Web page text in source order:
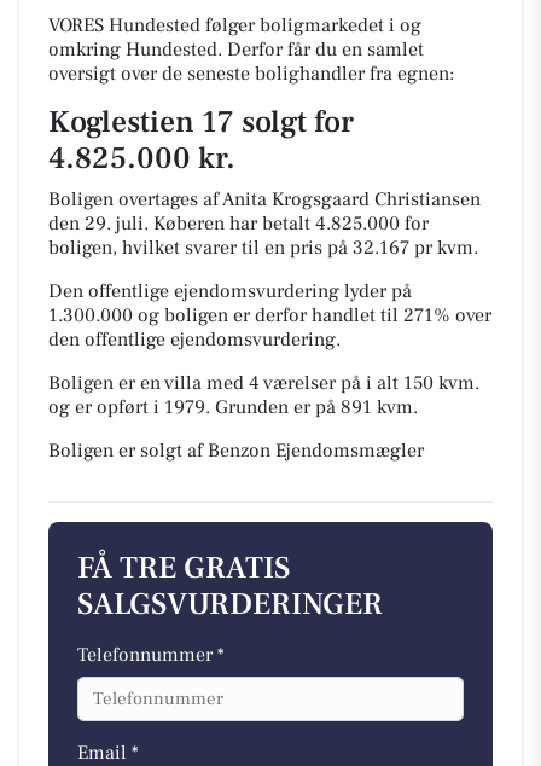
VORES Hundested følger boligmarkedet i og
omkring Hundested. Derfor får du en samlet
oversigt over de seneste bolighandler fra egnen:
Koglestien 17 solgt for
4.825.000 kr.
Boligen overtages af Anita Krogsgaard Christiansen
den 29. juli. Køberen har betalt 4.825.000 for
boligen, hvilket svarer til en pris på 32.167 pr kvm.
Den offentlige ejendomsvurdering lyder på
1.300.000 og boligen er derfor handlet til 271% over
den offentlige ejendomsvurdering.
Boligen er en villa med 4 værelser på i alt 150 kvm.
og er opført i 1979. Grunden er på 891 kvm.
Boligen er solgt af Benzon Ejendomsmægler
FÅ TRE GRATIS
SALGSVURDERINGER
Telefonnummer *
Email *